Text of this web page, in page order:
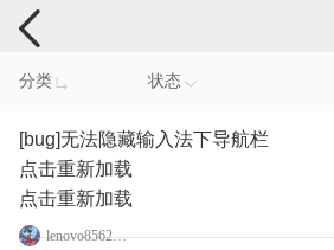
手机反馈
分类 状态
[bug]无法隐藏输入法下导航栏
点击重新加载
点击重新加载
lenovo85629879